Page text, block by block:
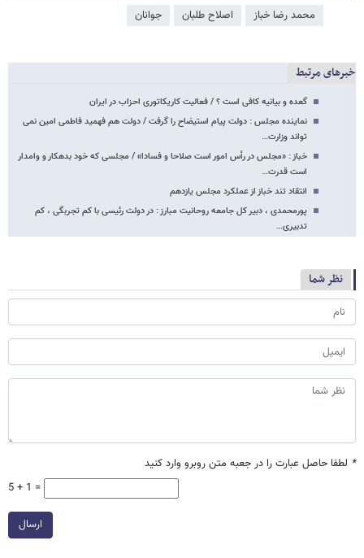
محمد رضا خباز اصلاح طلبان جوانان
خبرهای مرتبط
گعده و بیانیه کافی است ؟ / فعالیت کاریکاتوری احزاب در ایران
نماینده مجلس : دولت پیام استیضاح را گرفت / دولت هم فهمید فاطمی امین نمی
تواند وزارت…
خباز : «مجلس در رأس امور است صلاحا و فسادا» / مجلسی که خود بدهکار و وامدار
است قدرت…
انتقاد تند خباز از عملکرد مجلس یازدهم
پورمحمدی ، دبیر کل جامعه روحانیت مبارز : در دولت رئیسی با کم تجربگی ، کم
تدبیری…
نظر شما
* لطفا حاصل عبارت را در جعبه متن روبرو وارد کنید
5 + 1 =
ارسال